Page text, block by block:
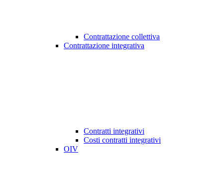
Contrattazione collettiva
Contrattazione integrativa
Contratti integrativi
Costi contratti integrativi
OIV